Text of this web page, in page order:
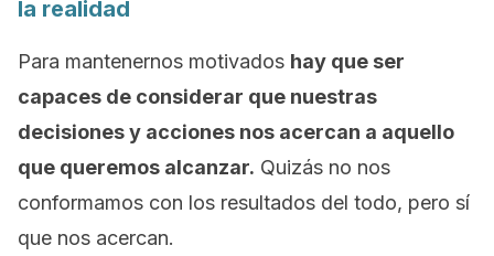
la realidad
Para mantenernos motivados hay que ser
capaces de considerar que nuestras
decisiones y acciones nos acercan a aquello
que queremos alcanzar. Quizás no nos
conformamos con los resultados del todo, pero sí
que nos acercan.